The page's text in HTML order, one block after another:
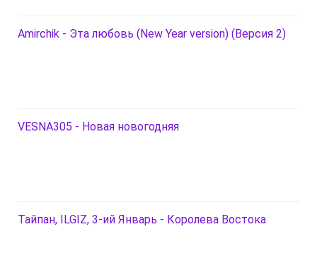
Amirchik - Эта любовь (New Year version) (Версия 2)
VESNA305 - Новая новогодняя
Тайпан, ILGIZ, 3-ий Январь - Королева Востока